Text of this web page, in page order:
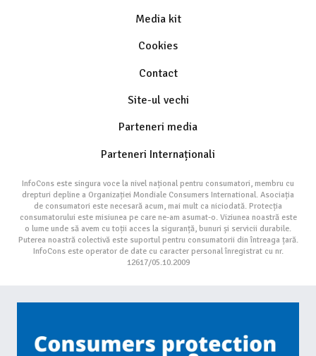
Media kit
Cookies
Contact
Site-ul vechi
Parteneri media
Parteneri Internaționali
InfoCons este singura voce la nivel național pentru consumatori, membru cu
drepturi depline a Organizației Mondiale Consumers International. Asociația
de consumatori este necesară acum, mai mult ca niciodată. Protecția
consumatorului este misiunea pe care ne-am asumat-o. Viziunea noastră este
o lume unde să avem cu toții acces la siguranță, bunuri și servicii durabile.
Puterea noastră colectivă este suportul pentru consumatorii din întreaga țară.
InfoCons este operator de date cu caracter personal înregistrat cu nr.
12617/05.10.2009